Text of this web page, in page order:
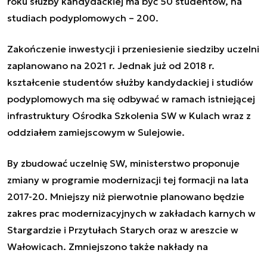
studiach podyplomowych – 200.
Zakończenie inwestycji i przeniesienie siedziby uczelni
zaplanowano na 2021 r. Jednak już od 2018 r.
kształcenie studentów służby kandydackiej i studiów
podyplomowych ma się odbywać w ramach istniejącej
infrastruktury Ośrodka Szkolenia SW w Kulach wraz z
oddziałem zamiejscowym w Sulejowie.
By zbudować uczelnię SW, ministerstwo proponuje
zmiany w programie modernizacji tej formacji na lata
2017-20. Mniejszy niż pierwotnie planowano będzie
zakres prac modernizacyjnych w zakładach karnych w
Stargardzie i Przytułach Starych oraz w areszcie w
Wałowicach. Zmniejszono także nakłady na